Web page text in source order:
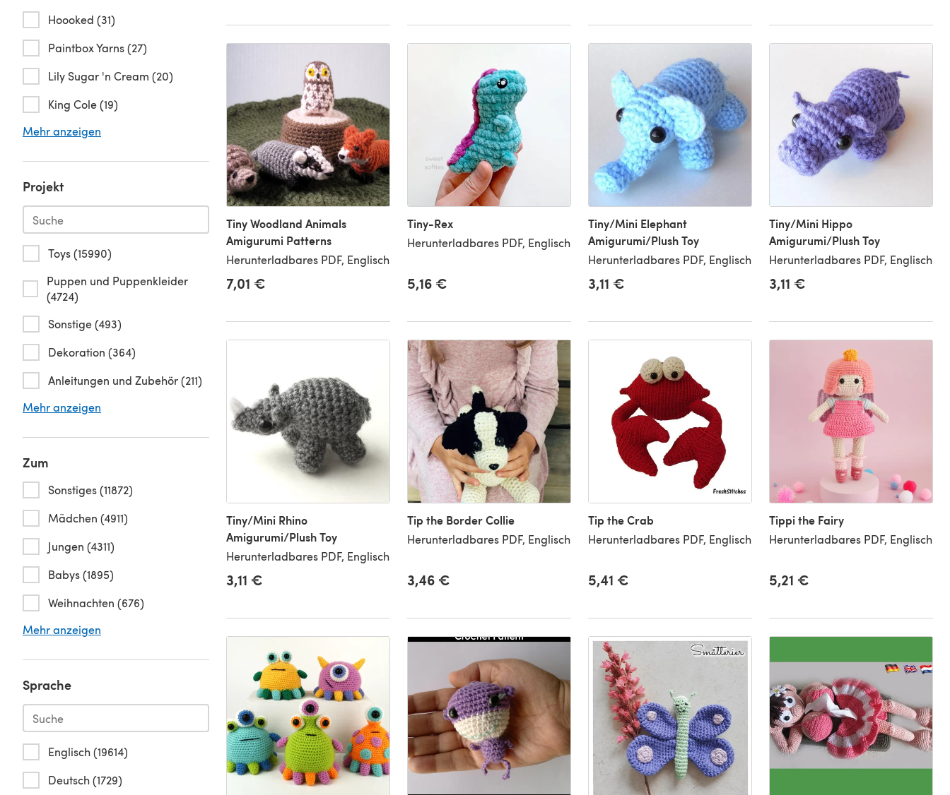
Hoooked (31)
Paintbox Yarns (27)
Lily Sugar 'n Cream (20)
King Cole (19)
Mehr anzeigen
Projekt
Toys (15990)
Puppen und Puppenkleider
(4724)
Sonstige (493)
Dekoration (364)
Anleitungen und Zubehör (211)
Mehr anzeigen
Zum
Sonstiges (11872)
Mädchen (4911)
Jungen (4311)
Babys (1895)
Weihnachten (676)
Mehr anzeigen
Sprache
Englisch (19614)
Deutsch (1729)
Tiny Woodland Animals
Amigurumi Patterns
Herunterladbares PDF, Englisch
7,01 €
Tiny-Rex
Herunterladbares PDF, Englisch
5,16 €
Tiny/Mini Elephant
Amigurumi/Plush Toy
Herunterladbares PDF, Englisch
3,11 €
Tiny/Mini Hippo
Amigurumi/Plush Toy
Herunterladbares PDF, Englisch
3,11 €
Tiny/Mini Rhino
Amigurumi/Plush Toy
Herunterladbares PDF, Englisch
3,11 €
Tip the Border Collie
Herunterladbares PDF, Englisch
3,46 €
Tip the Crab
Herunterladbares PDF, Englisch
5,41 €
Tippi the Fairy
Herunterladbares PDF, Englisch
5,21 €